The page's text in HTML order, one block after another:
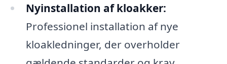
Nyinstallation af kloakker:
Professionel installation af nye
kloakledninger, der overholder